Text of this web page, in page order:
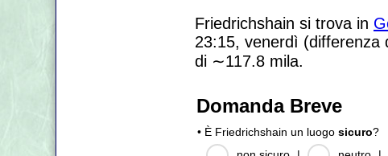
Friedrichshain si trova in
23:15, venerdì (differenza
di ∼117.8 mila.
Domanda Breve
• È Friedrichshain un luogo sicuro?